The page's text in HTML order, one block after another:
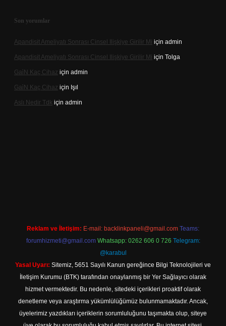
Son yorumlar
Apandisit Ameliyatı Sonrası Cinsel Ilişkiye Girilir Mi için admin
Apandisit Ameliyatı Sonrası Cinsel Ilişkiye Girilir Mi için Tolga
Gai̇N Kaç Cihaz için admin
Gai̇N Kaç Cihaz için Işıl
Aslı Nedir Tdk için admin
Reklam ve İletişim: E-mail: backlinkpaneli@gmail.com Teams:
forumhizmeti@gmail.com Whatsapp: 0262 606 0 726 Telegram:
@karabul
Yasal Uyarı: Sitemiz, 5651 Sayılı Kanun gereğince Bilgi Teknolojileri ve
İletişim Kurumu (BTK) tarafından onaylanmış bir Yer Sağlayıcı olarak
hizmet vermektedir. Bu nedenle, sitedeki içerikleri proaktif olarak
denetleme veya araştırma yükümlülüğümüz bulunmamaktadır. Ancak,
üyelerimiz yazdıkları içeriklerin sorumluluğunu taşımakta olup, siteye